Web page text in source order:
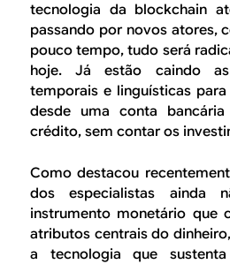
tecnologia da blockchain
passando por novos atores,
pouco tempo, tudo será
hoje. Já estão caindo
temporais e linguísticas
desde uma conta
crédito, sem contar os
Como destacou
dos especialistas ainda
instrumento monetário que
atributos centrais do
a tecnologia que